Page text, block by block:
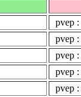
pvep
pvep
pvep
pvep
pvep